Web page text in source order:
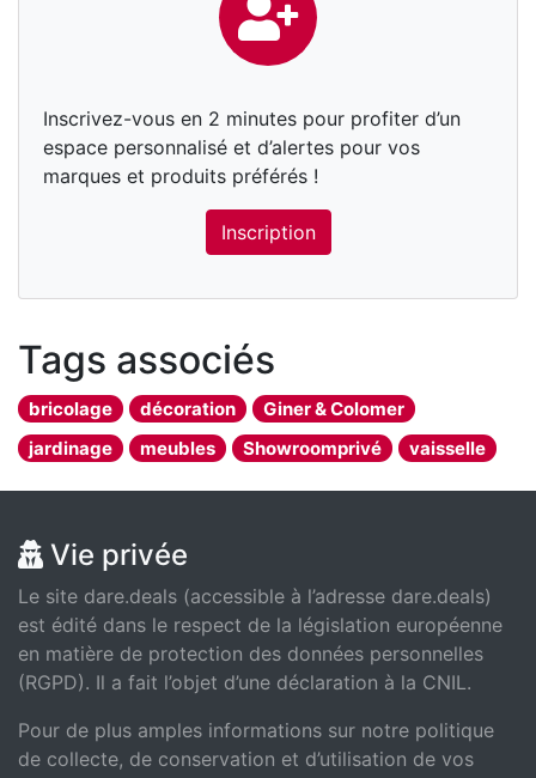
Inscrivez-vous en 2 minutes pour profiter d’un
espace personnalisé et d’alertes pour vos
marques et produits préférés !
Inscription
Tags associés
bricolage décoration
Giner & Colomer
jardinage
meubles Showroomprivé vaisselle
Vie privée
Le site dare.deals (accessible à l’adresse dare.deals)
est édité dans le respect de la législation européenne
en matière de protection des données personnelles
(RGPD). Il a fait l’objet d’une déclaration à la CNIL.
Pour de plus amples informations sur notre politique
de collecte, de conservation et d’utilisation de vos